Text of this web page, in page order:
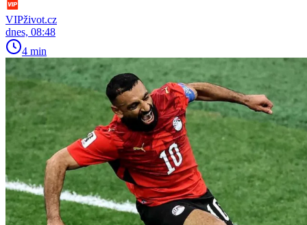
VIPživot.cz
dnes, 08:48
4 min